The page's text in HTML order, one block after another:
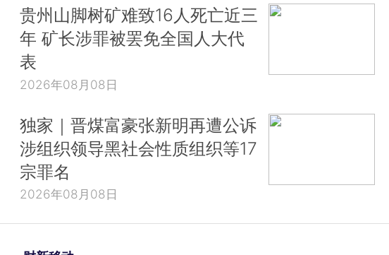
贵州山脚树矿难致16人死亡近三
年 矿长涉罪被罢免全国人大代
表
2026年08月08日
独家｜晋煤富豪张新明再遭公诉
涉组织领导黑社会性质组织等17
宗罪名
2026年08月08日